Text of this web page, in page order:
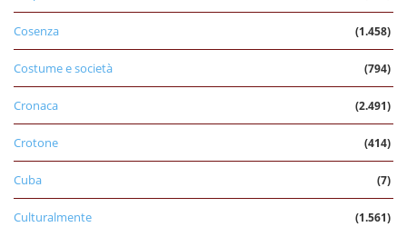
Cosenza (1.458)
Costume e società (794)
Cronaca (2.491)
Crotone (414)
Cuba (7)
Culturalmente (1.561)